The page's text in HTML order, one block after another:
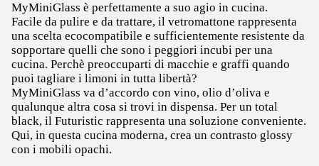
MyMiniGlass è perfettamente a suo agio in cucina.
Facile da pulire e da trattare, il vetromattone rappresenta
una scelta ecocompatibile e sufficientemente resistente da
sopportare quelli che sono i peggiori incubi per una
cucina. Perchè preoccuparti di macchie e graffi quando
puoi tagliare i limoni in tutta libertà?
MyMiniGlass va d’accordo con vino, olio d’oliva e
qualunque altra cosa si trovi in dispensa. Per un total
black, il Futuristic rappresenta una soluzione conveniente.
Qui, in questa cucina moderna, crea un contrasto glossy
con i mobili opachi.